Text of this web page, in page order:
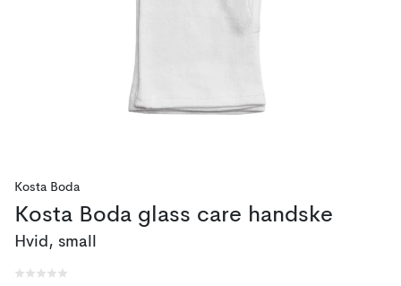
Kosta Boda
Kosta Boda glass care handske
Hvid, small